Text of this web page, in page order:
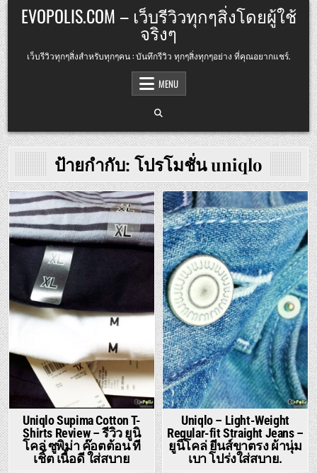
Skip
to
content
EVOPOLIS.COM – เว็บรีวิวทุกๆสิ่งโดยผู้ใช้
จริงๆ
เว็บรีวิวทุกๆสิ่งสำหรับทุกๆคน : บันทึกรีวิว ทุกๆสิ่งทุกๆอย่าง ที่คุณอยากแชร์.
MENU
ป้ายกำกับ: โปรโมชั่น uniqlo
Posted
in
Uniqlo Supima Cotton T-
Shirts Review – รีวิว ยูนิ
โคล่ ซูพิม่า ค๊อตต้อน ที
เชิ้ต เนื้อดี ใส่สบาย
Posted
in
Uniqlo – Light-Weight
Regular-fit Straight Jeans –
ยูนิโคล่ ยีนส์ขาตรง ผ้านุ่ม
เบา โปร่งใส่สบาย.